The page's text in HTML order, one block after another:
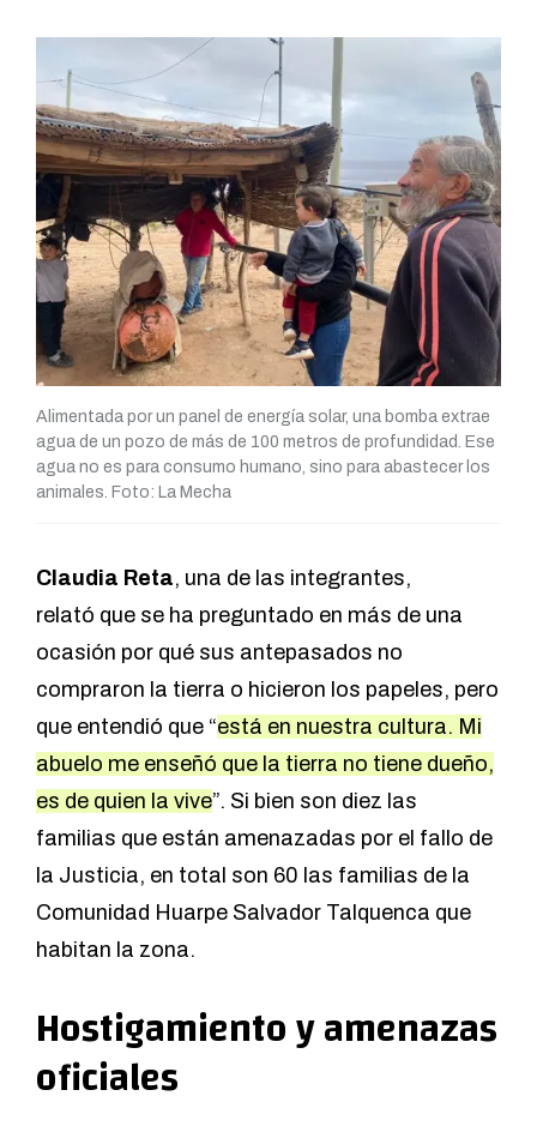
Alimentada por un panel de energía solar, una bomba extrae
agua de un pozo de más de 100 metros de profundidad. Ese
agua no es para consumo humano, sino para abastecer los
animales. Foto: La Mecha
Claudia Reta, una de las integrantes,
relató que se ha preguntado en más de una
ocasión por qué sus antepasados no
compraron la tierra o hicieron los papeles, pero
que entendió que “está en nuestra cultura. Mi
abuelo me enseñó que la tierra no tiene dueño,
es de quien la vive”. Si bien son diez las
familias que están amenazadas por el fallo de
la Justicia, en total son 60 las familias de la
Comunidad Huarpe Salvador Talquenca que
habitan la zona.
Hostigamiento y amenazas
oficiales